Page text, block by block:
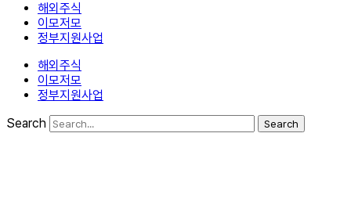
해외주식
이모저모
정부지원사업
해외주식
이모저모
정부지원사업
Search
Search